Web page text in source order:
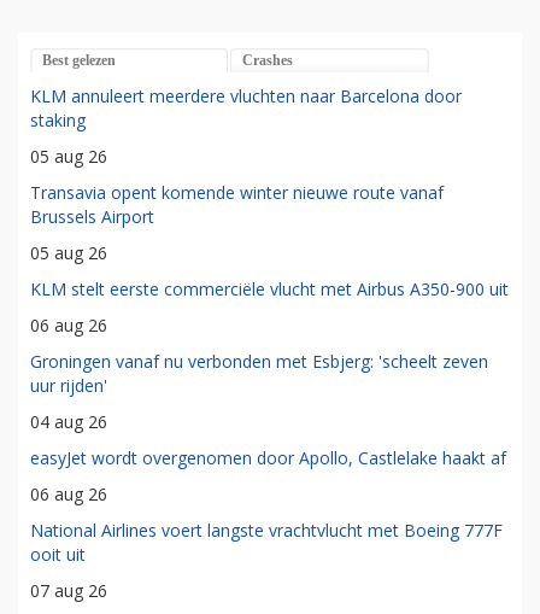
Best gelezen Crashes
KLM annuleert meerdere vluchten naar Barcelona door
staking
05 aug 26
Transavia opent komende winter nieuwe route vanaf
Brussels Airport
05 aug 26
KLM stelt eerste commerciële vlucht met Airbus A350-900 uit
06 aug 26
Groningen vanaf nu verbonden met Esbjerg: 'scheelt zeven
uur rijden'
04 aug 26
easyJet wordt overgenomen door Apollo, Castlelake haakt af
06 aug 26
National Airlines voert langste vrachtvlucht met Boeing 777F
ooit uit
07 aug 26